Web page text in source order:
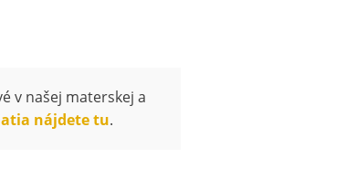
v našej materskej a
nájdete tu.